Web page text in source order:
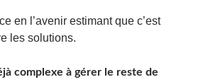
complexe à gérer le reste de